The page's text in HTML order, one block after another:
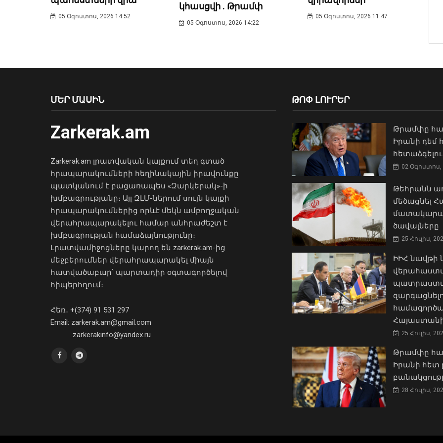
05 Օգոստոս, 2026 14:52
կհասցվի . Թրամփ
05 Օգոստոս, 2026 14:22
05 Օգոստոս, 2026 11:47
ՄԵՐ ՄԱՍԻՆ
Zarkerak.am
Zarkerak.am լրատվական կայքում տեղ գտած
հրապարակումների հեղինակային իրավունքը
պատկանում է բացառապես «Զարկերակ»-ի
խմբագրությանը։ Այլ ԶԼՄ-ներում սույն կայքի
հրապարակումներից որևէ մեկն ամբողջական
վերահրապարակելու համար անհրաժեշտ է
խմբագրության համաձայնությունը։
Լրատվամիջոցները կարող են zarkerak.am-ից
մեջբերումներ վերահրապարակել միայն
հատվածաբար՝ պարտադիր օգտագործելով
հիպերհղում։
Հեռ․ +(374) 91 531 297
Email: zarkerak.am@gmail.com
zarkerakinfo@yandex.ru
ԹՈՓ ԼՈՒՐԵՐ
Թրամփը
Իրանի դեմ
02 Օգոստոս,
Թեհրանն
մեծացնել
ծավալները
25 Հուլիս,
ԻԻՀ
25 Հուլիս,
Թրամփը
Իրանի հետ
28 Հուլիս,